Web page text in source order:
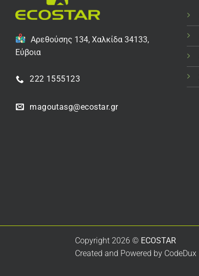
Αρεθούσης 134, Χαλκίδα 34133,
Εύβοια
222 1555123
magoutasg@ecostar.gr
Copyright 2026 © ECOSTAR
Created and Powered by CodeDux